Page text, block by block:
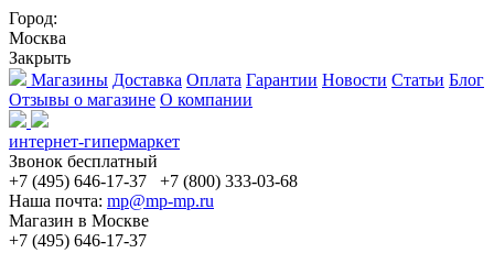
Город:
Москва
Закрыть
Магазины Доставка Оплата Гарантии Новости Статьи Блог
Отзывы о магазине О компании
интернет-гипермаркет
Звонок бесплатный
+7 (495) 646-17-37
+7 (800) 333-03-68
Наша почта: mp@mp-mp.ru
Магазин в Москве
+7 (495) 646-17-37